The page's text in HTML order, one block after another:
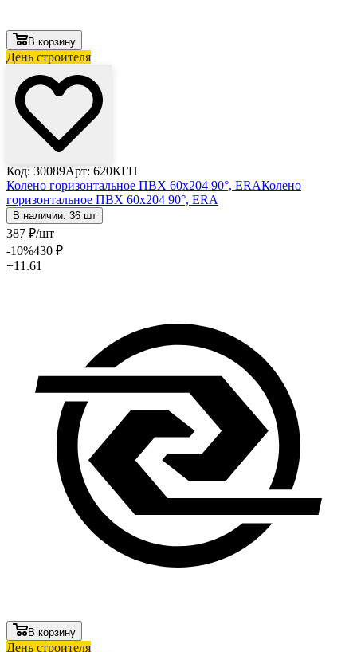
В корзину
День строителя
Код: 30089Арт: 620КГП
Колено горизонтальное ПВХ 60х204 90°, ERAКолено
горизонтальное ПВХ 60х204 90°, ERA
В наличии: 36 шт
387 ₽/шт
-10%430 ₽
+11.61
В корзину
День строителя